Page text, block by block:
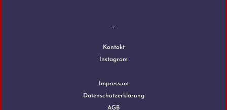
-
Kontakt
Instagram
Impressum
Datenschutzerklärung
AGB